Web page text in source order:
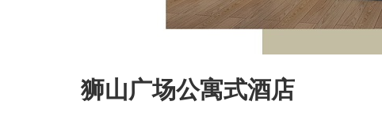
狮山广场公寓式酒店